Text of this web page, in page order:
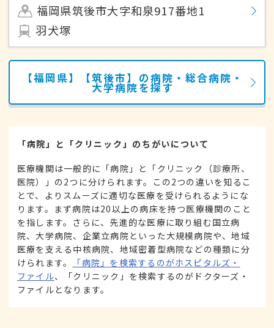
福岡県筑後市大字和泉917番地1
羽犬塚
【福岡県】【筑後市】の病院・総合病院・
大学病院を探す
「病院」と「クリニック」のちがいについて
医療機関は一般的に「病院」と「クリニック（診療所、
医院）」の2つに分けられます。この2つの違いを知るこ
とで、よりスムーズに適切な医療を受けられるようにな
ります。まず病院は20以上の病床を持つ医療機関のこと
を指します。さらに、先進的な医療に取り組む国立病
院、大学病院、企業立病院といった大規模病院や、地域
医療を支える中核病院、地域密着型病院などの種類に分
けられます。
「病院」を検索するのがホスピタルズ・
ファイル、「クリニック」を検索するのがドクターズ・
ファイルとなります。